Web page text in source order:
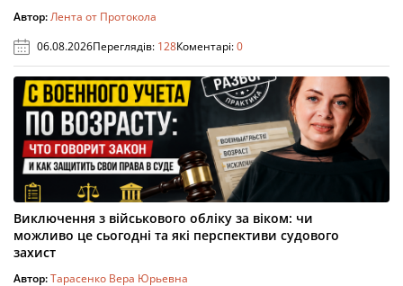
Автор:Лента от Протокола
06.08.2026Переглядів: 128Коментарі:0
Виключення з військового обліку за віком: чи
можливо це сьогодні та які перспективи судового
захист
Автор:Тарасенко Вера Юрьевна